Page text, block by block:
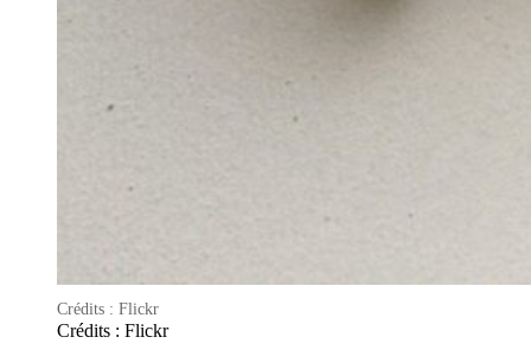
Crédits : Flickr
Crédits : Flickr